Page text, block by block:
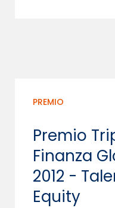
PREMIO
Premio
Finanza
2012 -
Equity